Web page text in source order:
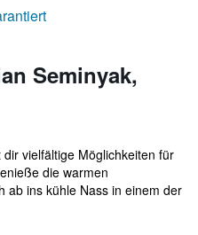
Seminyak,
vielfältige Möglichkeiten für
die warmen
ab ins kühle Nass in einem der